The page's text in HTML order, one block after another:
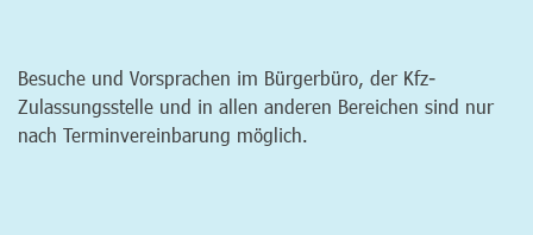
Besuche und Vorsprachen im Bürgerbüro, der Kfz-
Zulassungsstelle und in allen anderen Bereichen sind nur
nach Terminvereinbarung möglich.